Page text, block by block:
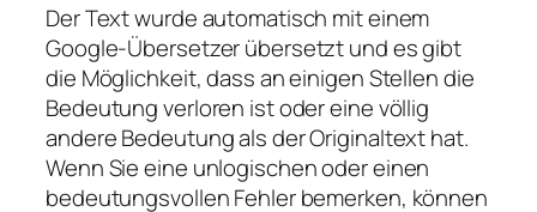
Der Text wurde automatisch mit einem
Google-Übersetzer übersetzt und es gibt
die Möglichkeit, dass an einigen Stellen die
Bedeutung verloren ist oder eine völlig
andere Bedeutung als der Originaltext hat.
Wenn Sie eine unlogischen oder einen
bedeutungsvollen Fehler bemerken, können